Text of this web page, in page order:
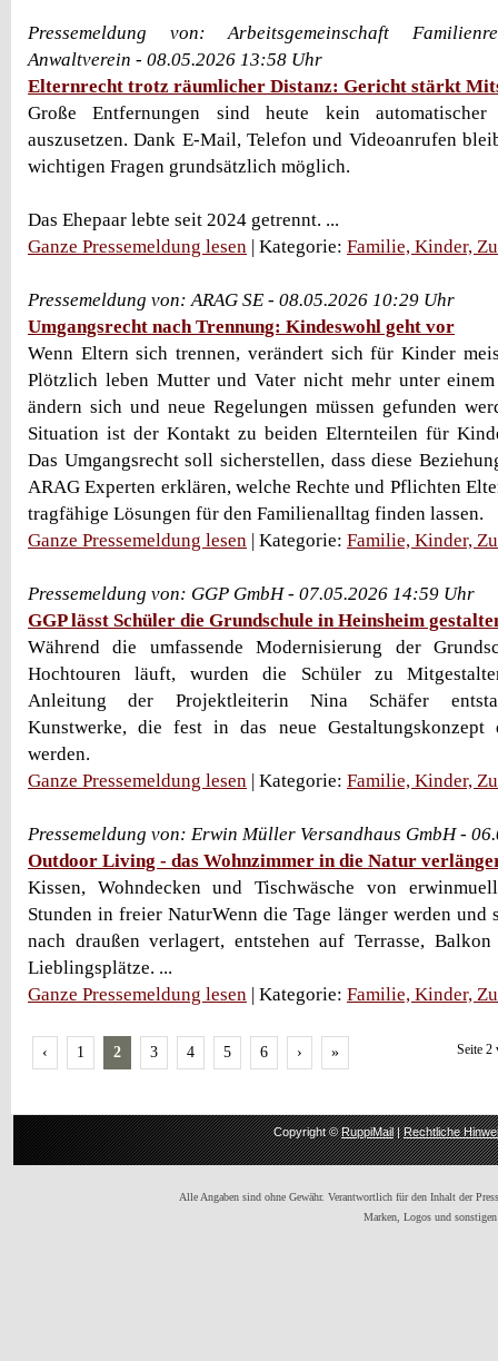
Pressemeldung von: Arbeitsgemeinschaft
Anwaltverein - 08.05.2026 13:58 Uhr
Elternrecht trotz räumlicher Distanz: Gericht stärkt
Große Entfernungen sind heute kein automatischer
auszusetzen. Dank E-Mail, Telefon und Videoanrufen
wichtigen Fragen grundsätzlich möglich.
Das Ehepaar lebte seit 2024 getrennt. ...
Ganze Pressemeldung lesen | Kategorie: Familie, Kinder,
Pressemeldung von: ARAG SE - 08.05.2026 10:29 Uhr
Umgangsrecht nach Trennung: Kindeswohl geht vor
Wenn Eltern sich trennen, verändert sich für Kinder
Plötzlich leben Mutter und Vater nicht mehr unter einem
ändern sich und neue Regelungen müssen gefunden
Situation ist der Kontakt zu beiden Elternteilen für
Das Umgangsrecht soll sicherstellen, dass diese
ARAG Experten erklären, welche Rechte und Pflichten
tragfähige Lösungen für den Familienalltag finden lassen.
Ganze Pressemeldung lesen | Kategorie: Familie, Kinder,
Pressemeldung von: GGP GmbH - 07.05.2026 14:59 Uhr
GGP lässt Schüler die Grundschule in Heinsheim
Während die umfassende Modernisierung der
Hochtouren läuft, wurden die Schüler zu
Anleitung der Projektleiterin Nina Schäfer
Kunstwerke, die fest in das neue Gestaltungskonzept
werden.
Ganze Pressemeldung lesen | Kategorie: Familie, Kinder,
Pressemeldung von: Erwin Müller Versandhaus GmbH -
Outdoor Living - das Wohnzimmer in die Natur
Kissen, Wohndecken und Tischwäsche von
Stunden in freier NaturWenn die Tage länger werden und
nach draußen verlagert, entstehen auf Terrasse,
Lieblingsplätze. ...
Ganze Pressemeldung lesen | Kategorie: Familie, Kinder,
‹ 1 2 3 4 5 6 › » Seite 2
Copyright ©RuppiMail|Rechtliche
Alle Angaben sind ohne Gewähr. Verantwortlich für den Inhalt der
Marken, Logos und